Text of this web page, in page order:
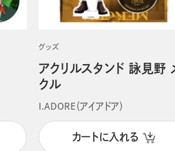
グッズ
アクリルスタンド 詠見野
クル
I.ADORE（アイアドア）
カートに入れる